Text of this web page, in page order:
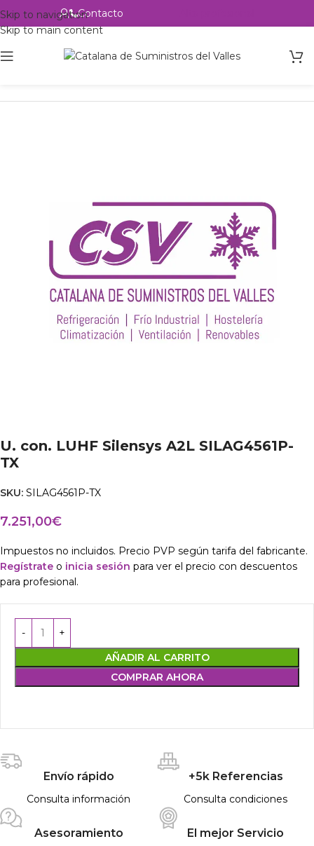
Skip to navigation
Skip to main content
Contacto
U. con. LUHF Silensys A2L SILAG4561P-
TX
SKU: SILAG4561P-TX
7.251,00€
Impuestos no incluidos. Precio PVP según tarifa del fabricante.
Regístrate o inicia sesión para ver el precio con descuentos
para profesional.
AÑADIR AL CARRITO
COMPRAR AHORA
Envío rápido
Consulta información
+5k Referencias
Consulta condiciones
Asesoramiento El mejor Servicio